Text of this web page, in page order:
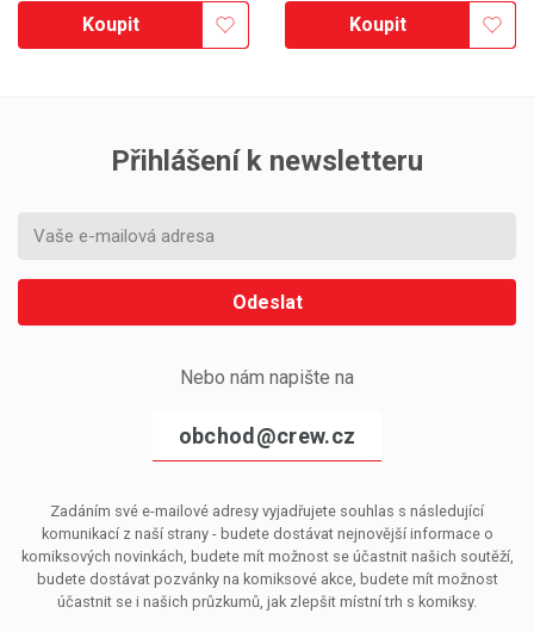
Koupit Koupit
Přihlášení k newsletteru
Odeslat
Nebo nám napište na
obchod@crew.cz
Zadáním své e-mailové adresy vyjadřujete souhlas s následující
komunikací z naší strany - budete dostávat nejnovější informace o
komiksových novinkách, budete mít možnost se účastnit našich soutěží,
budete dostávat pozvánky na komiksové akce, budete mít možnost
účastnit se i našich průzkumů, jak zlepšit místní trh s komiksy.